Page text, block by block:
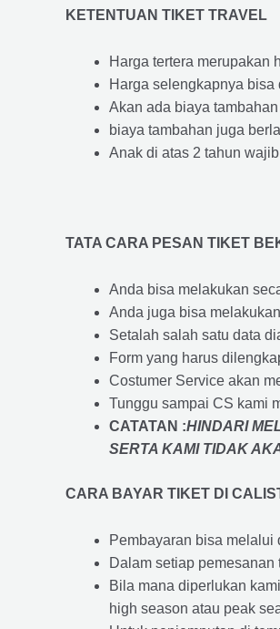
KETENTUAN TIKET TRAVEL
Harga tertera merupakan
Harga selengkapnya
Akan ada biaya
biaya tambahan juga
Anak di atas 2 tahun
TATA CARA PESAN TIKET
Anda bisa melakukan
Anda juga bisa
Setalah salah satu data
Form yang harus
Costumer Service akan
Tunggu sampai CS kami
CATATAN :HINDARI
SERTA KAMI TIDAK
CARA BAYAR TIKET DI
Pembayaran bisa melalui
Dalam setiap
Bila mana diperlukan
high season atau peak